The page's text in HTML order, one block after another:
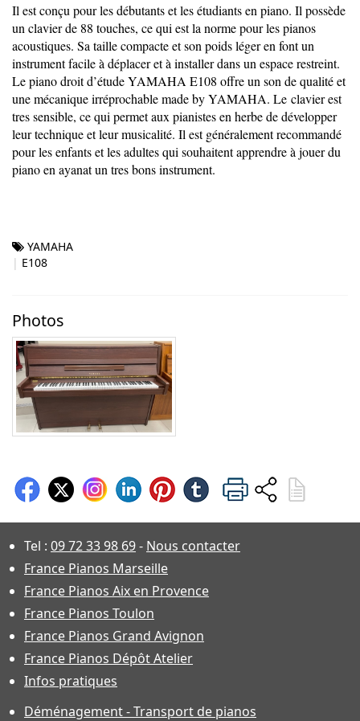
Il est conçu pour les débutants et les étudiants en piano. Il possède
un clavier de 88 touches, ce qui est la norme pour les pianos
acoustiques. Sa taille compacte et son poids léger en font un
instrument facile à déplacer et à installer dans un espace restreint.
Le piano droit d’étude YAMAHA E108 offre un son de qualité et
une mécanique irréprochable made by YAMAHA. Le clavier est
tres sensible, ce qui permet aux pianistes en herbe de développer
leur technique et leur musicalité. Il est généralement recommandé
pour les enfants et les adultes qui souhaitent apprendre à jouer du
piano en ayanat un tres bons instrument.
YAMAHA
E108
Photos
Tel : 09 72 33 98 69- Nous contacter
France Pianos Marseille
France Pianos Aix en Provence
France Pianos Toulon
France Pianos Grand Avignon
France Pianos Dépôt Atelier
Infos pratiques
Déménagement - Transport de pianos